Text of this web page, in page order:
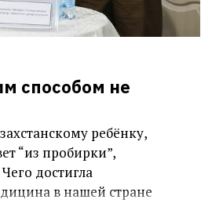
способом не
ребёнку,
“из пробирки”,
достигла
в нашей стране